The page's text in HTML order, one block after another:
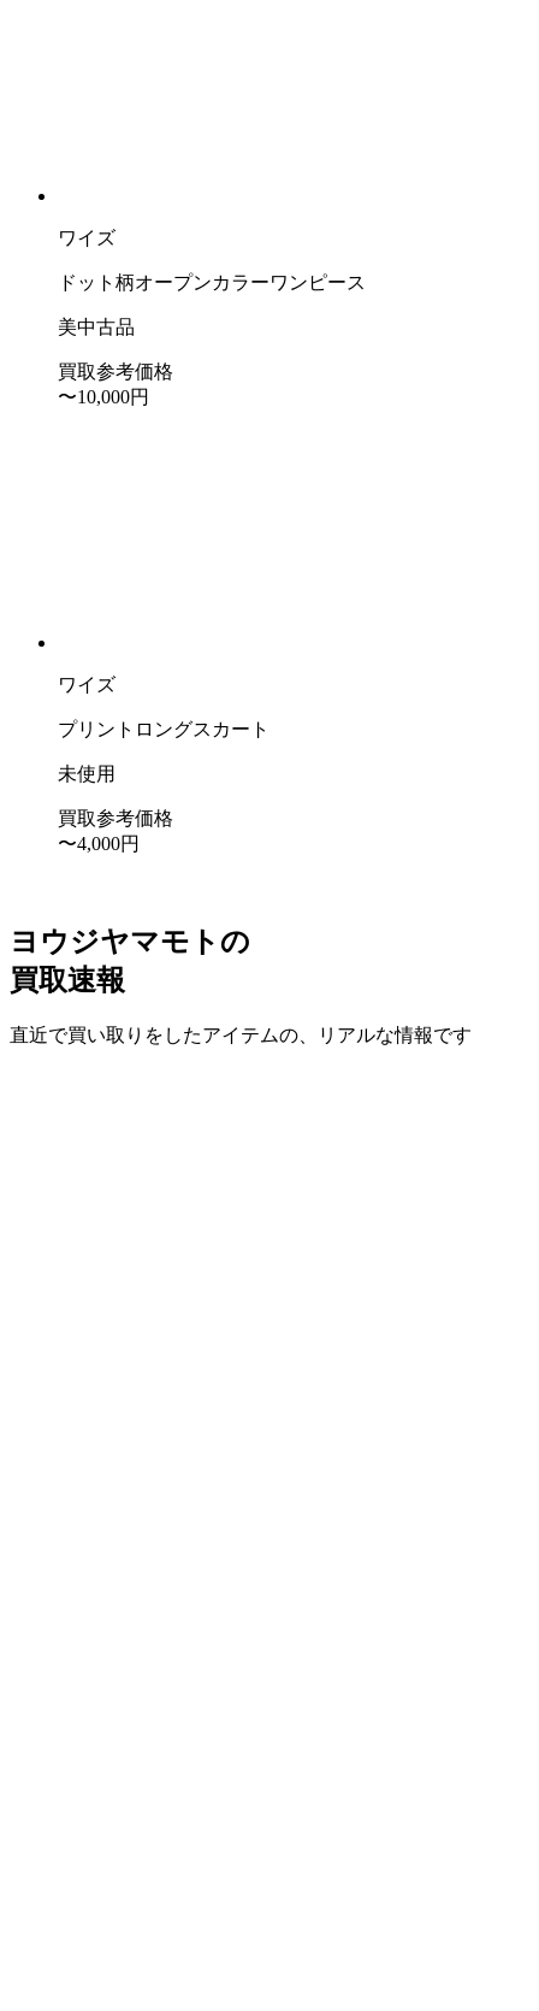
ワイズ
ドット柄オープンカラーワンピース
美中古品
買取参考価格
〜10,000円
ワイズ
プリントロングスカート
未使用
買取参考価格
〜4,000円
ヨウジヤマモトの
買取速報
直近で買い取りをしたアイテムの、リアルな情報です